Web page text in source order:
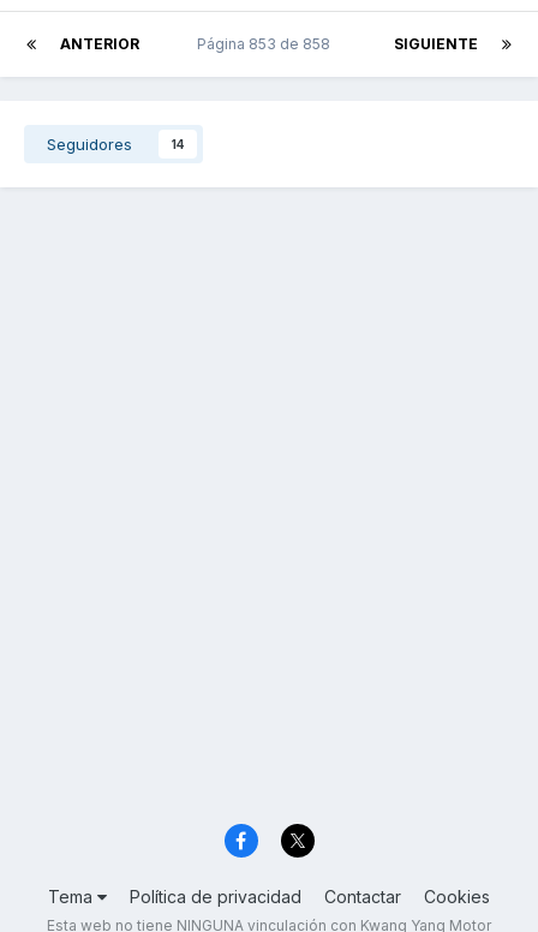
ANTERIOR SIGUIENTE
Página 853 de 858
Seguidores 14
Tema Política de privacidad Contactar Cookies
Esta web no tiene NINGUNA vinculación con Kwang Yang Motor